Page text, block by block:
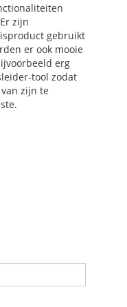
zijn
gebruikt
er ook mooie
erg
tool zodat
zijn te